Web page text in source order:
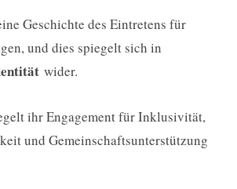
Geschichte des Eintretens für
und dies spiegelt sich in
wider.
ihr Engagement für Inklusivität,
und Gemeinschaftsunterstützung